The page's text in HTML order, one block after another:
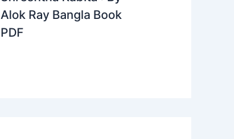
Alok Ray Bangla Book
PDF